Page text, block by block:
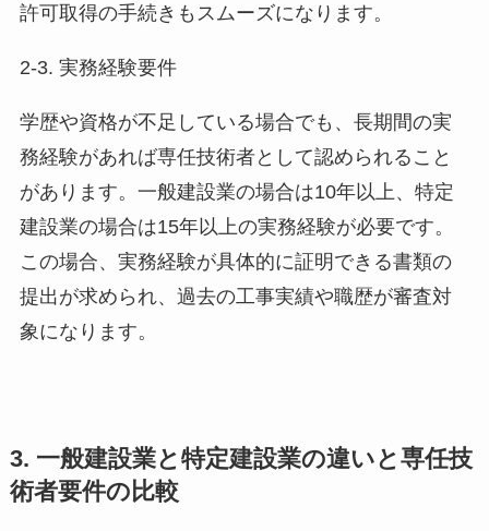
許可取得の手続きもスムーズになります。
2-3. 実務経験要件
学歴や資格が不足している場合でも、長期間の実
務経験があれば専任技術者として認められること
があります。一般建設業の場合は10年以上、特定
建設業の場合は15年以上の実務経験が必要です。
この場合、実務経験が具体的に証明できる書類の
提出が求められ、過去の工事実績や職歴が審査対
象になります。
3. 一般建設業と特定建設業の違いと専任技
術者要件の比較